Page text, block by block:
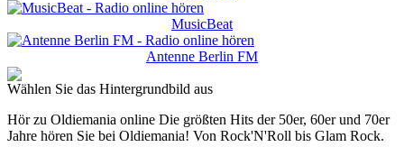
MusicBeat
Antenne Berlin FM
Wählen Sie das Hintergrundbild aus
Hör zu Oldiemania online Die größten Hits der 50er, 60er und 70er
Jahre hören Sie bei Oldiemania! Von Rock'N'Roll bis Glam Rock.